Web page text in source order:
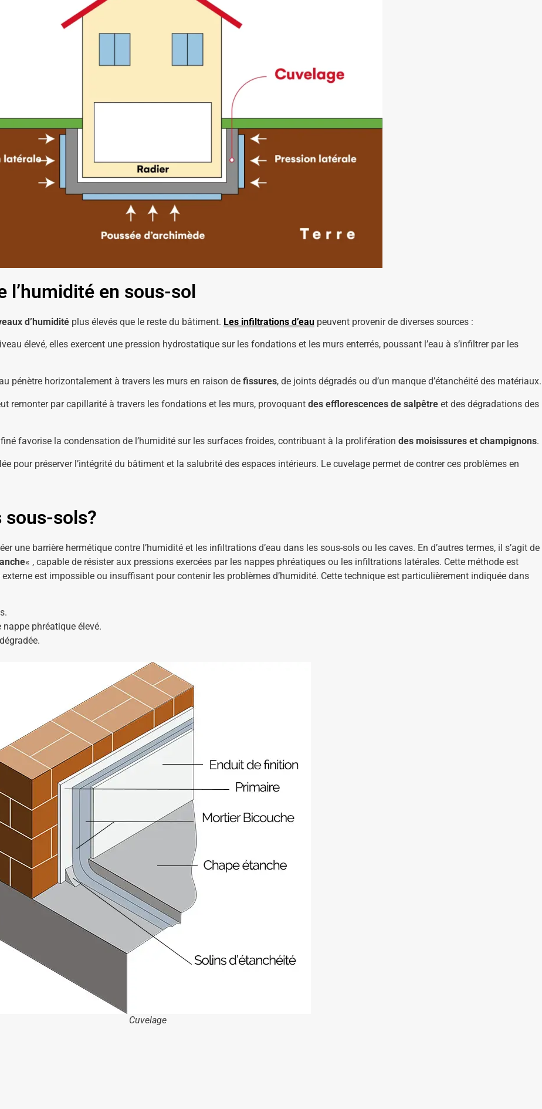
l’humidité en sous-sol
d’humidité plus élevés que le reste du bâtiment. Les infiltrations d’eau peuvent provenir de diverses sources :
élevé, elles exercent une pression hydrostatique sur les fondations et les murs enterrés, poussant l’eau à s’infiltrer par les
pénètre horizontalement à travers les murs en raison de fissures, de joints dégradés ou d’un manque d’étanchéité des matériaux.
remonter par capillarité à travers les fondations et les murs, provoquant des efflorescences de salpêtre et des dégradations des
favorise la condensation de l’humidité sur les surfaces froides, contribuant à la prolifération des moisissures et champignons.
pour préserver l’intégrité du bâtiment et la salubrité des espaces intérieurs. Le cuvelage permet de contrer ces problèmes en
sous-sols?
une barrière hermétique contre l’humidité et les infiltrations d’eau dans les sous-sols ou les caves. En d’autres termes, il s’agit de
« , capable de résister aux pressions exercées par les nappes phréatiques ou les infiltrations latérales. Cette méthode est
est impossible ou insuffisant pour contenir les problèmes d’humidité. Cette technique est particulièrement indiquée dans
phréatique élevé.
dégradée.
Cuvelage